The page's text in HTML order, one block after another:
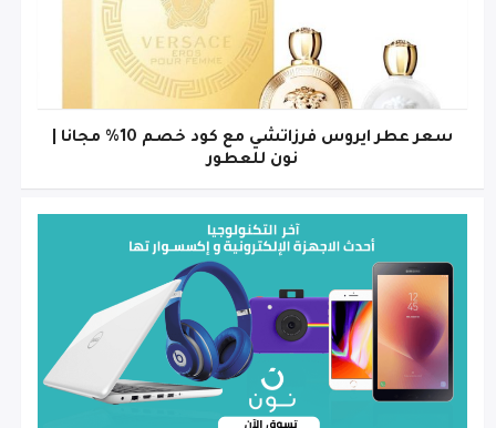
سعر عطر ايروس فرزاتشي مع كود خصم 10% مجانا |
نون للعطور